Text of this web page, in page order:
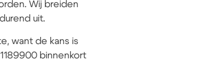
Wij breiden
uit.
want de kans is
binnenkort